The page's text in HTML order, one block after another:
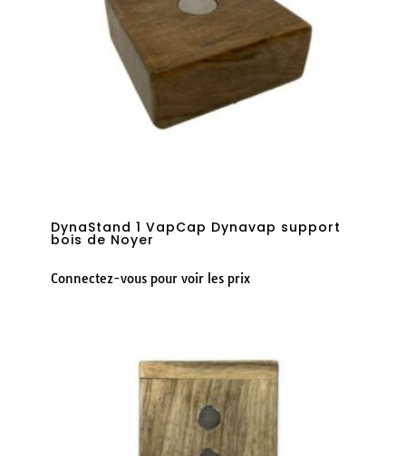
DynaStand 1 VapCap Dynavap support
bois de Noyer
Connectez-vous pour voir les prix